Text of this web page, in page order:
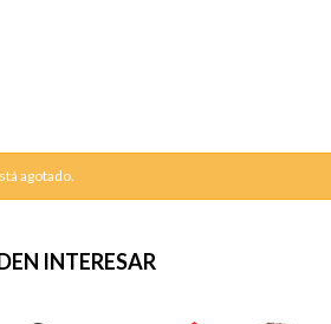
agotado.
INTERESAR